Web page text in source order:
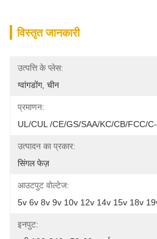
विस्तृत जानकारी
उत्पत्ति के प्लेस:
ग्वांगडोंग, चीन
प्रमाणन:
UL/cUL /CE/GS/SAA/KC/CB/FCC/
उत्पादन का प्रकार:
सिंगल फेज़
आउटपुट वोल्टेज:
5v 6v 8v 9v 10v 12v 14v 15v 18v
इनपुट: